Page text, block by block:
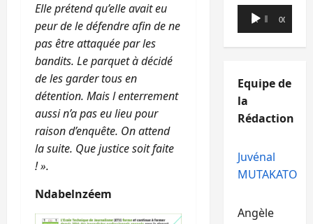
Elle prétend qu’elle avait eu
peur de le défendre afin de ne
pas être attaquée par les
bandits. Le parquet à décidé
de les garder tous en
détention. Mais l enterrement
aussi n’a pas eu lieu pour
raison d’enquête. On attend
la suite. Que justice soit faite
! ».
Ndabelnzéem
Lecteur
audio
00:00 00:00
Equipe de
la
Rédaction
Juvénal
MUTAKATO
Angèle